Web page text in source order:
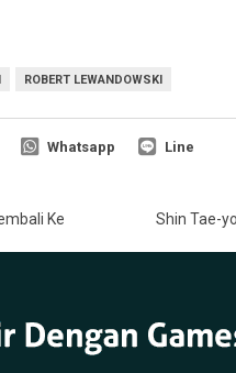
ROBERT LEWANDOWSKI
Whatsapp Line
Shin Tae-
Ke